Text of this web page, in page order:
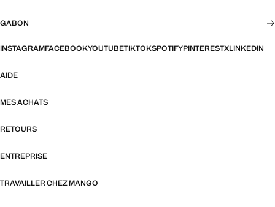
GABON
INSTAGRAMFACEBOOKYOUTUBETIKTOKSPOTIFYPINTERESTXLINKEDIN
AIDE
MES ACHATS
RETOURS
ENTREPRISE
TRAVAILLER CHEZ MANGO